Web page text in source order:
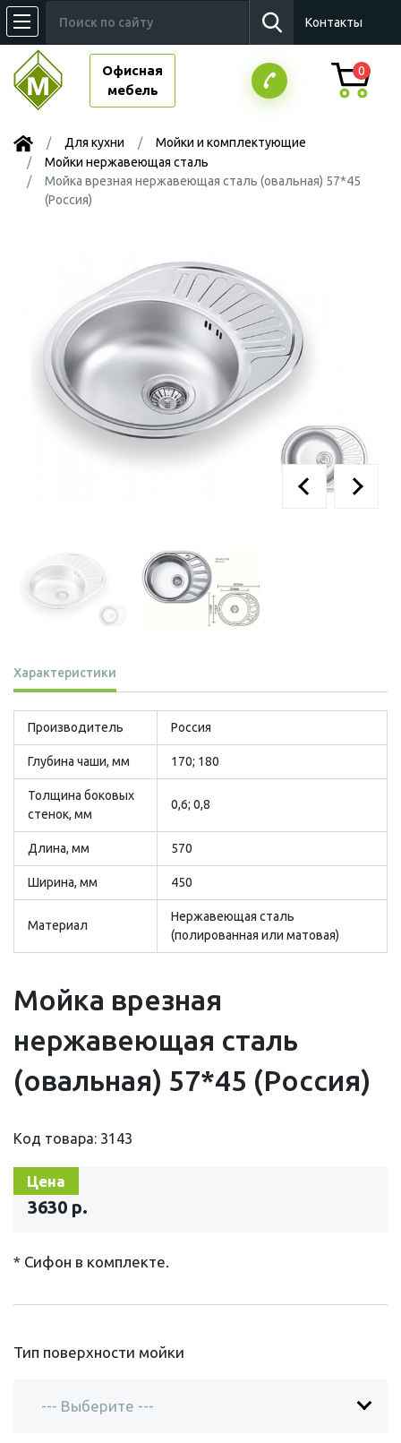
Контакты
Офисная
мебель
0
Для кухни
Мойки и комплектующие
Мойки нержавеющая сталь
Мойка врезная нержавеющая сталь (овальная) 57*45
(Россия)
Характеристики
Производитель Россия
Глубина чаши, мм 170; 180
Толщина боковых
стенок, мм
0,6; 0,8
Длина, мм 570
Ширина, мм 450
Материал
Нержавеющая сталь
(полированная или матовая)
Мойка врезная
нержавеющая сталь
(овальная) 57*45 (Россия)
Код товара: 3143
Цена
3630 р.
* Сифон в комплекте.
Тип поверхности мойки